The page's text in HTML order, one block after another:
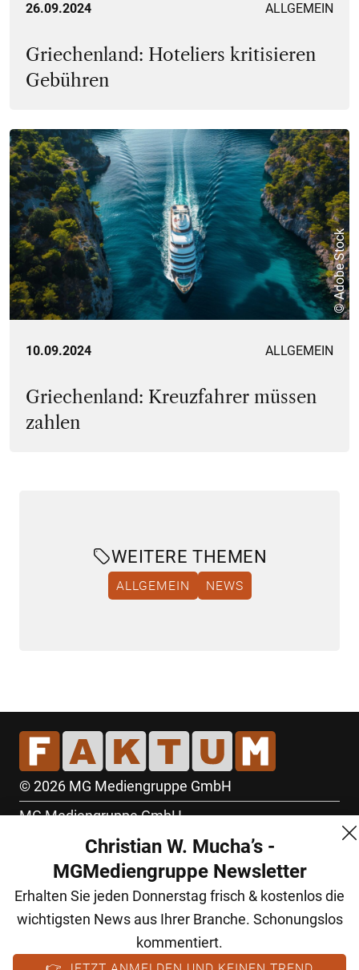
26.09.2024 ALLGEMEIN
Griechenland: Hoteliers kritisieren
Gebühren
© Adobe Stock
10.09.2024 ALLGEMEIN
Griechenland: Kreuzfahrer müssen
zahlen
WEITERE THEMEN
ALLGEMEIN NEWS
© 2026 MG Mediengruppe GmbH
MG Mediengruppe GmbH
Burgring 1/7
1010 Wien
+43 (1) 522 14 14
office@mgmedien.at
Kontakt
Christian W. Mucha’s -
MGMediengruppe Newsletter
Erhalten Sie jeden Donnerstag frisch & kostenlos die
wichtigsten News aus Ihrer Branche. Schonungslos
kommentiert.